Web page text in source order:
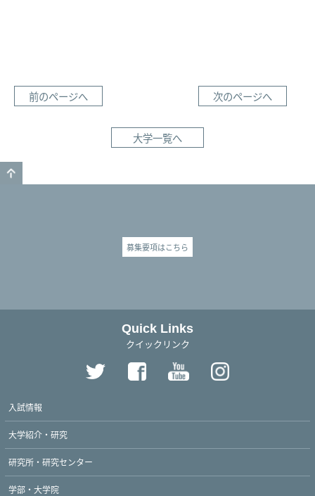
前のページへ 次のページへ
大学一覧へ
募集要項はこちら
Quick Links
クイックリンク
入試情報
大学紹介・研究
研究所・研究センター
学部・大学院